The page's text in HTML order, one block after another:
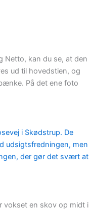
Netto, kan du se, at den
ud til hovedstien, og
På det ene foto
vokset en skov op midt i